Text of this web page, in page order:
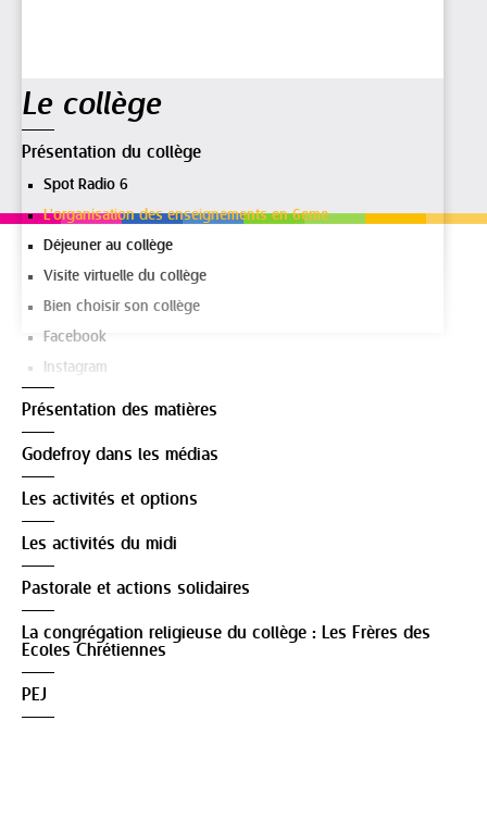
Le collège
Présentation du collège
Spot Radio 6
L'organisation des enseignements en 6eme
Déjeuner au collège
Visite virtuelle du collège
Bien choisir son collège
Facebook
Instagram
Présentation des matières
Godefroy dans les médias
Les activités et options
Les activités du midi
Pastorale et actions solidaires
La congrégation religieuse du collège : Les Frères des
Ecoles Chrétiennes
PEJ